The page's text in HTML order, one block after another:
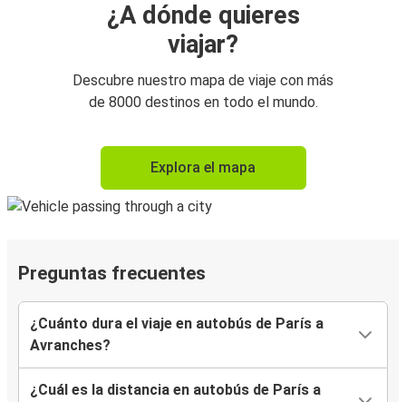
¿A dónde quieres
viajar?
Descubre nuestro mapa de viaje con más
de 8000 destinos en todo el mundo.
Explora el mapa
Preguntas frecuentes
¿Cuánto dura el viaje en autobús de París a
Avranches?
¿Cuál es la distancia en autobús de París a